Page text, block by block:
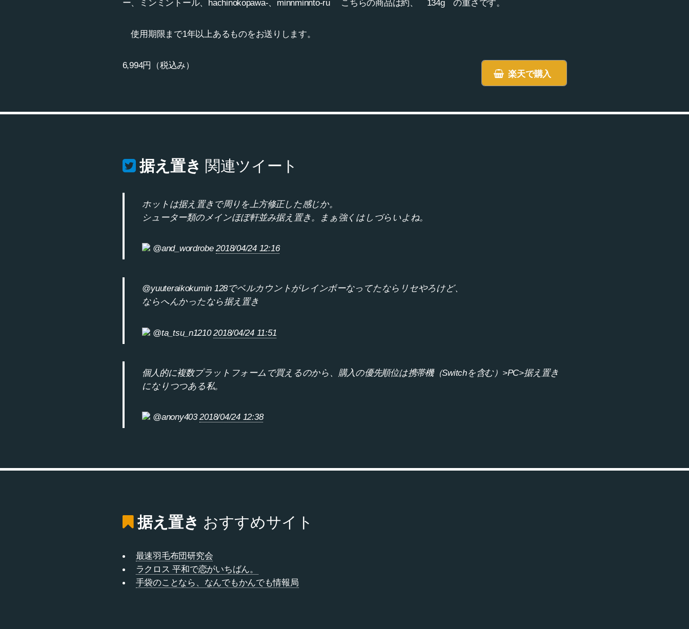
ー、ミンミントール、hachinokopawa-、minnminnto-ru こちらの商品は約、 134g の重さです。
使用期限まで1年以上あるものをお送りします。
楽天で購入
6,994円（税込み）
据え置き 関連ツイート
ホットは据え置きで周りを上方修正した感じか。
シューター類のメインほぼ軒並み据え置き。まぁ強くはしづらいよね。
@and_wordrobe2018/04/24 12:16
@yuuteraikokumin 128でベルカウントがレインボーなってたならリセやろけど、
ならへんかったなら据え置き
@ta_tsu_n12102018/04/24 11:51
個人的に複数プラットフォームで買えるのから、購入の優先順位は携帯機（Switchを含む）>PC>据え置き
になりつつある私。
@anony4032018/04/24 12:38
据え置き おすすめサイト
最速羽毛布団研究会
ラクロス 平和で恋がいちばん。
手袋のことなら、なんでもかんでも情報局